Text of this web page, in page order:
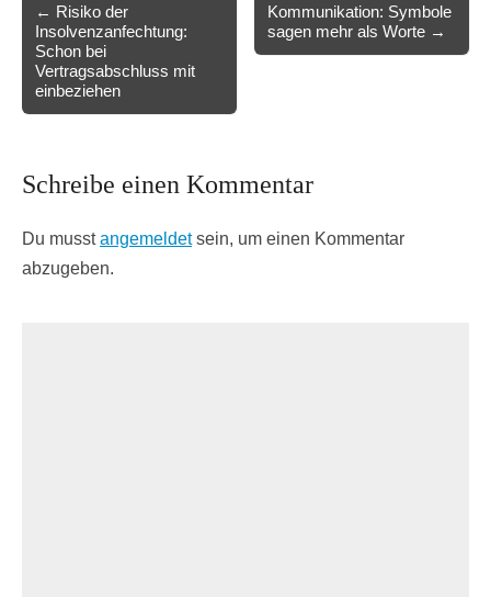
navigation
← Risiko der
Insolvenzanfechtung:
Schon bei
Vertragsabschluss mit
einbeziehen
Kommunikation: Symbole
sagen mehr als Worte →
Schreibe einen Kommentar
Du musstangemeldetsein, um einen Kommentar
abzugeben.